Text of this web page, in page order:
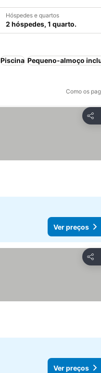
Hóspedes e quartos
2 hóspedes, 1 quarto.
Piscina Pequeno-almoço
Como os
Ver preços
Ver preços